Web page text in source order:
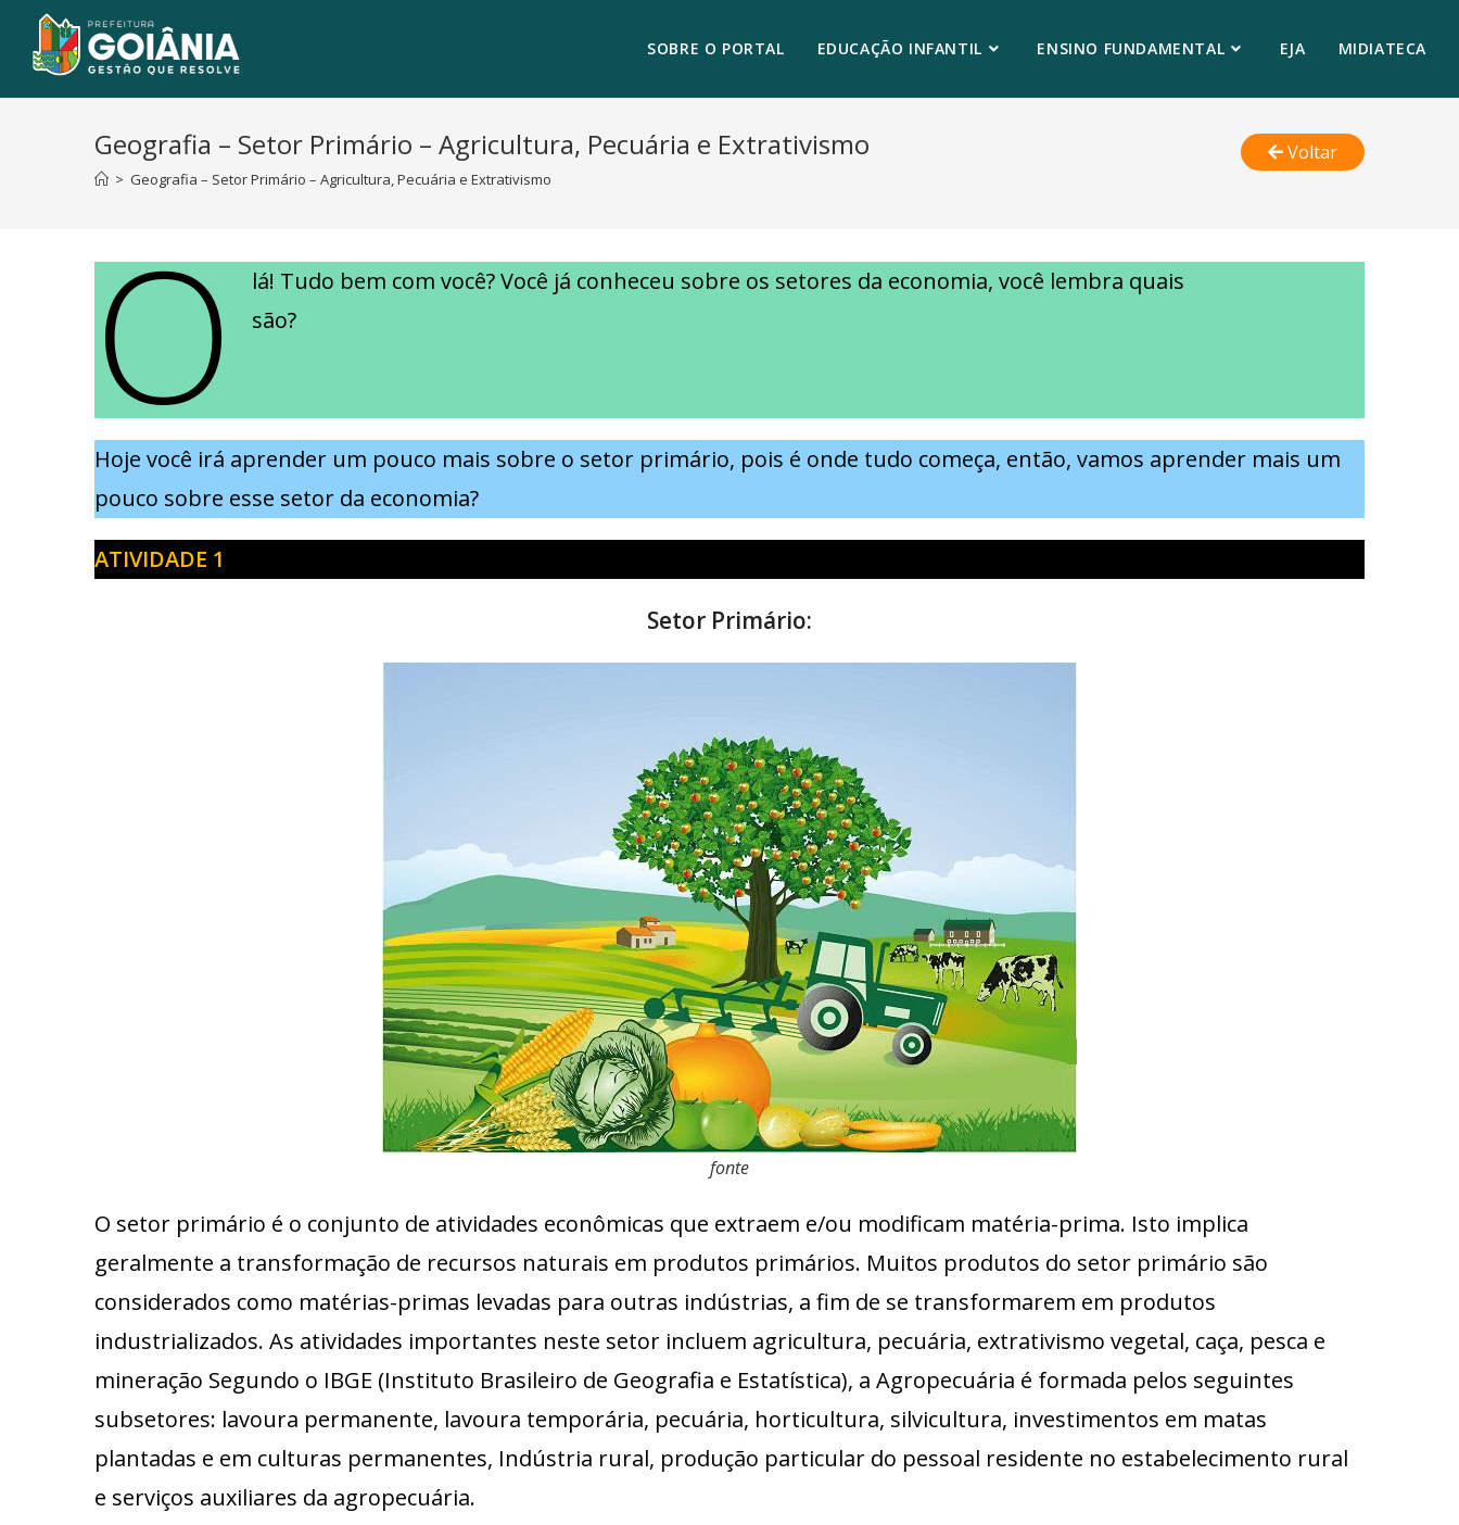
SOBRE O PORTAL EDUCAÇÃO INFANTIL ENSINO FUNDAMENTAL EJA MIDIATECA
Geografia – Setor Primário – Agricultura, Pecuária e Extrativismo
> Geografia – Setor Primário – Agricultura, Pecuária e Extrativismo
Voltar
O
lá! Tudo bem com você? Você já conheceu sobre os setores da economia, você lembra quais
são?
Hoje você irá aprender um pouco mais sobre o setor primário, pois é onde tudo começa, então, vamos aprender mais um
pouco sobre esse setor da economia?
ATIVIDADE 1
Setor Primário:
fonte
O setor primário é o conjunto de atividades econômicas que extraem e/ou modificam matéria-prima. Isto implica
geralmente a transformação de recursos naturais em produtos primários. Muitos produtos do setor primário são
considerados como matérias-primas levadas para outras indústrias, a fim de se transformarem em produtos
industrializados. As atividades importantes neste setor incluem agricultura, pecuária, extrativismo vegetal, caça, pesca e
mineração Segundo o IBGE (Instituto Brasileiro de Geografia e Estatística), a Agropecuária é formada pelos seguintes
subsetores: lavoura permanente, lavoura temporária, pecuária, horticultura, silvicultura, investimentos em matas
plantadas e em culturas permanentes, Indústria rural, produção particular do pessoal residente no estabelecimento rural
e serviços auxiliares da agropecuária.